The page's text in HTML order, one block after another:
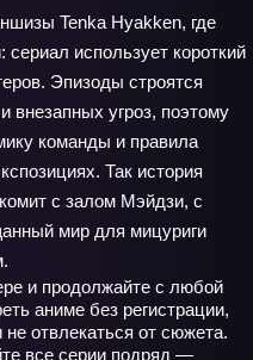
Tenka Hyakken, где
использует короткий
Эпизоды строятся
внезапных угроз, поэтому
команды и правила
Так история
с залом Мэйдзи, с
мир для мицуриги
и продолжайте с любой
аниме без регистрации,
отвлекаться от сюжета.
все серии подряд —